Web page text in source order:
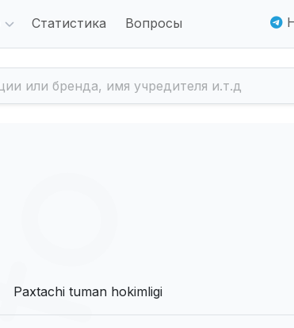
Статистика Вопросы
Paxtachi tuman hokimligi